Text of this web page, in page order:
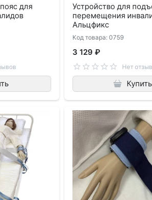
для
Устройство для
перемещения
Альцфикс
Код товара: 0759
3 129 ₽
Нет
Купить